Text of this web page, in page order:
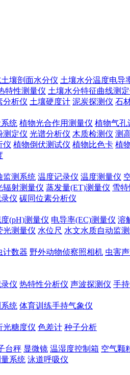
壤剖面水分仪 土壤水分温度电导
特性测量仪 土壤水分特征曲线测
分析仪 土壤硬度计 泥炭探测仪 石
统 植物光合作用测量仪 植物气孔
测定仪 光谱分析仪 木质检测仪 测
仪 植物倒伏测试仪 植物比色卡 植
监测系统 温度记录仪 温度测量仪
辐射测量仪 蒸发量(ET)测量仪 雪
仪 碳同位素分析仪
(pH)测量仪 电导率(EC)测量仪 溶
光测量仪 水位尺 水文水质自动监
计数器 野外动物侦察照相机 虫害
仪 热特性分析仪 声波探测仪 手
统 体育训练手持气象仪
光糖度仪 色差计 种子分析
台秤 显微镜 温湿度控制箱 空气颗
系统 泳道呼吸仪